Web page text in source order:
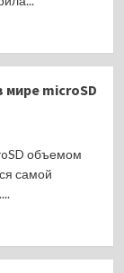
microSD
объемом
самой